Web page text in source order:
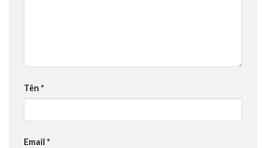
Tên *
Email *